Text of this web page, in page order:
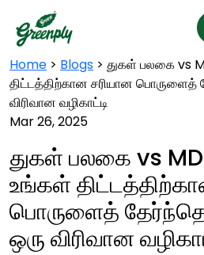
Home > Blogs > துகள் பலகை vs
திட்டத்திற்கான சரியான பொருளைத்
விரிவான வழிகாட்டி
Mar 26, 2025
துகள் பலகை vs
உங்கள்
பொருளைத்
ஒரு விரிவான